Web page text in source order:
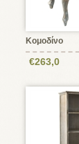
Κομοδίνο
€263,0